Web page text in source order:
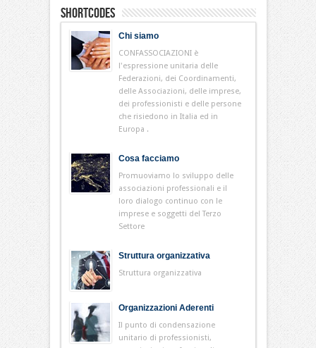
Shortcodes
Chi siamo
CONFASSOCIAZIONI è
l'espressione unitaria delle
Federazioni, dei Coordinamenti,
delle Associazioni, delle imprese,
dei professionisti e delle persone
che risiedono in Italia ed in
Europa .
Cosa facciamo
Promuoviamo lo sviluppo delle
associazioni professionali e il
loro dialogo continuo con le
imprese e soggetti del Terzo
Settore
Struttura organizzativa
Struttura organizzativa
Organizzazioni Aderenti
Il punto di condensazione
unitario di professionisti,